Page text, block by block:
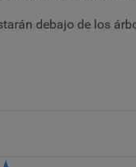
debajo de los